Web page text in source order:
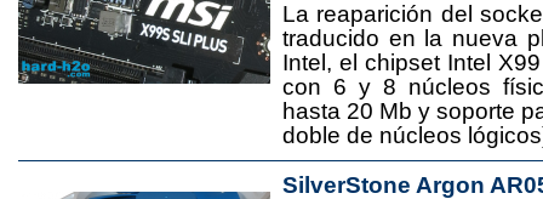
La reaparición del
traducido en la nueva
Intel, el chipset Intel
con 6 y 8 núcleos
hasta 20 Mb y soporte
doble de núcleos
SilverStone Argon